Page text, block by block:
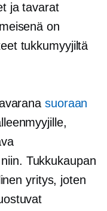
ja tavarat
on
tukkumyyjiltä
suoraan
Tukkukaupan
yritys, joten